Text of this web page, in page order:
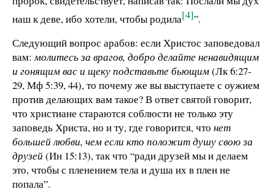
наш к деве, ибо хотели, чтобы родила[4]”.
Следующий вопрос арабов: если Христос заповедовал
вам:молитесь за врагов, добро делайте ненавидящим
и гонящим вас и щеку подставьте бьющим(Лк 6:27-
29, Мф 5:39, 44), то почему же вы выступаете с оужием
против делающих вам такое? В ответ святой говорит,
что христиане стараются соблюсти не только эту
заповедь Христа, но и ту, где говорится, что нет
большей любви, чем если кто положит душу свою за
друзей(Ин 15:13), так что “ради друзей мы и делаем
это, чтобы с пленением тела и душа их в плен не
попала”.